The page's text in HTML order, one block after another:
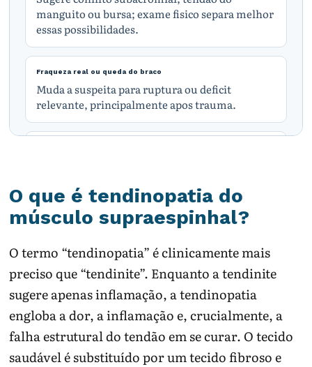
manguito ou bursa; exame fisico separa melhor
essas possibilidades.
Fraqueza real ou queda do braco
Muda a suspeita para ruptura ou deficit
relevante, principalmente apos trauma.
Exames de imagem ajudam quando mudam a
funcao, carga tolerada e reabilitacao progressiva.
O que é tendinopatia do
músculo supraespinhal?
O termo “tendinopatia” é clinicamente mais
preciso que “tendinite”. Enquanto a tendinite
sugere apenas inflamação, a tendinopatia
engloba a dor, a inflamação e, crucialmente, a
falha estrutural do tendão em se curar. O tecido
saudável é substituído por um tecido fibroso e